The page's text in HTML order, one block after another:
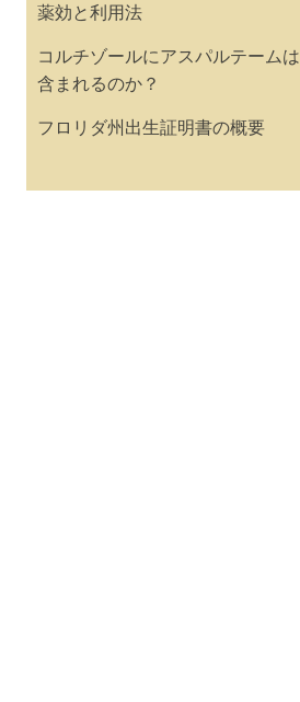
薬効と利用法
コルチゾールにアスパルテームは
含まれるのか？
フロリダ州出生証明書の概要